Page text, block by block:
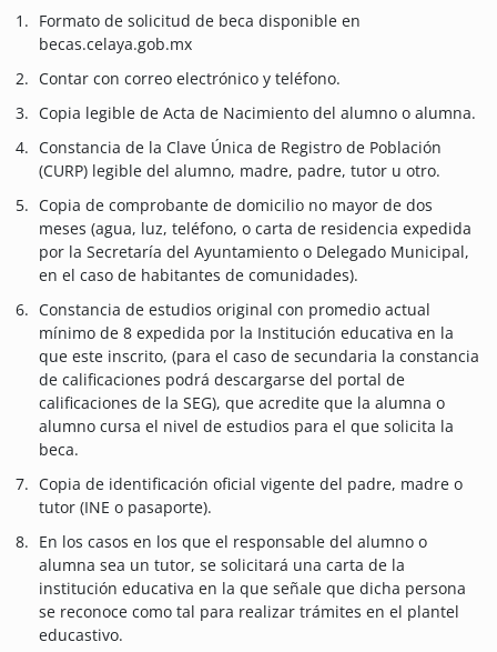
Formato de solicitud de beca disponible en
becas.celaya.gob.mx
Contar con correo electrónico y teléfono.
Copia legible de Acta de Nacimiento del alumno o alumna.
Constancia de la Clave Única de Registro de Población
(CURP) legible del alumno, madre, padre, tutor u otro.
Copia de comprobante de domicilio no mayor de dos
meses (agua, luz, teléfono, o carta de residencia expedida
por la Secretaría del Ayuntamiento o Delegado Municipal,
en el caso de habitantes de comunidades).
Constancia de estudios original con promedio actual
mínimo de 8 expedida por la Institución educativa en la
que este inscrito, (para el caso de secundaria la constancia
de calificaciones podrá descargarse del portal de
calificaciones de la SEG), que acredite que la alumna o
alumno cursa el nivel de estudios para el que solicita la
beca.
Copia de identificación oficial vigente del padre, madre o
tutor (INE o pasaporte).
En los casos en los que el responsable del alumno o
alumna sea un tutor, se solicitará una carta de la
institución educativa en la que señale que dicha persona
se reconoce como tal para realizar trámites en el plantel
educastivo.